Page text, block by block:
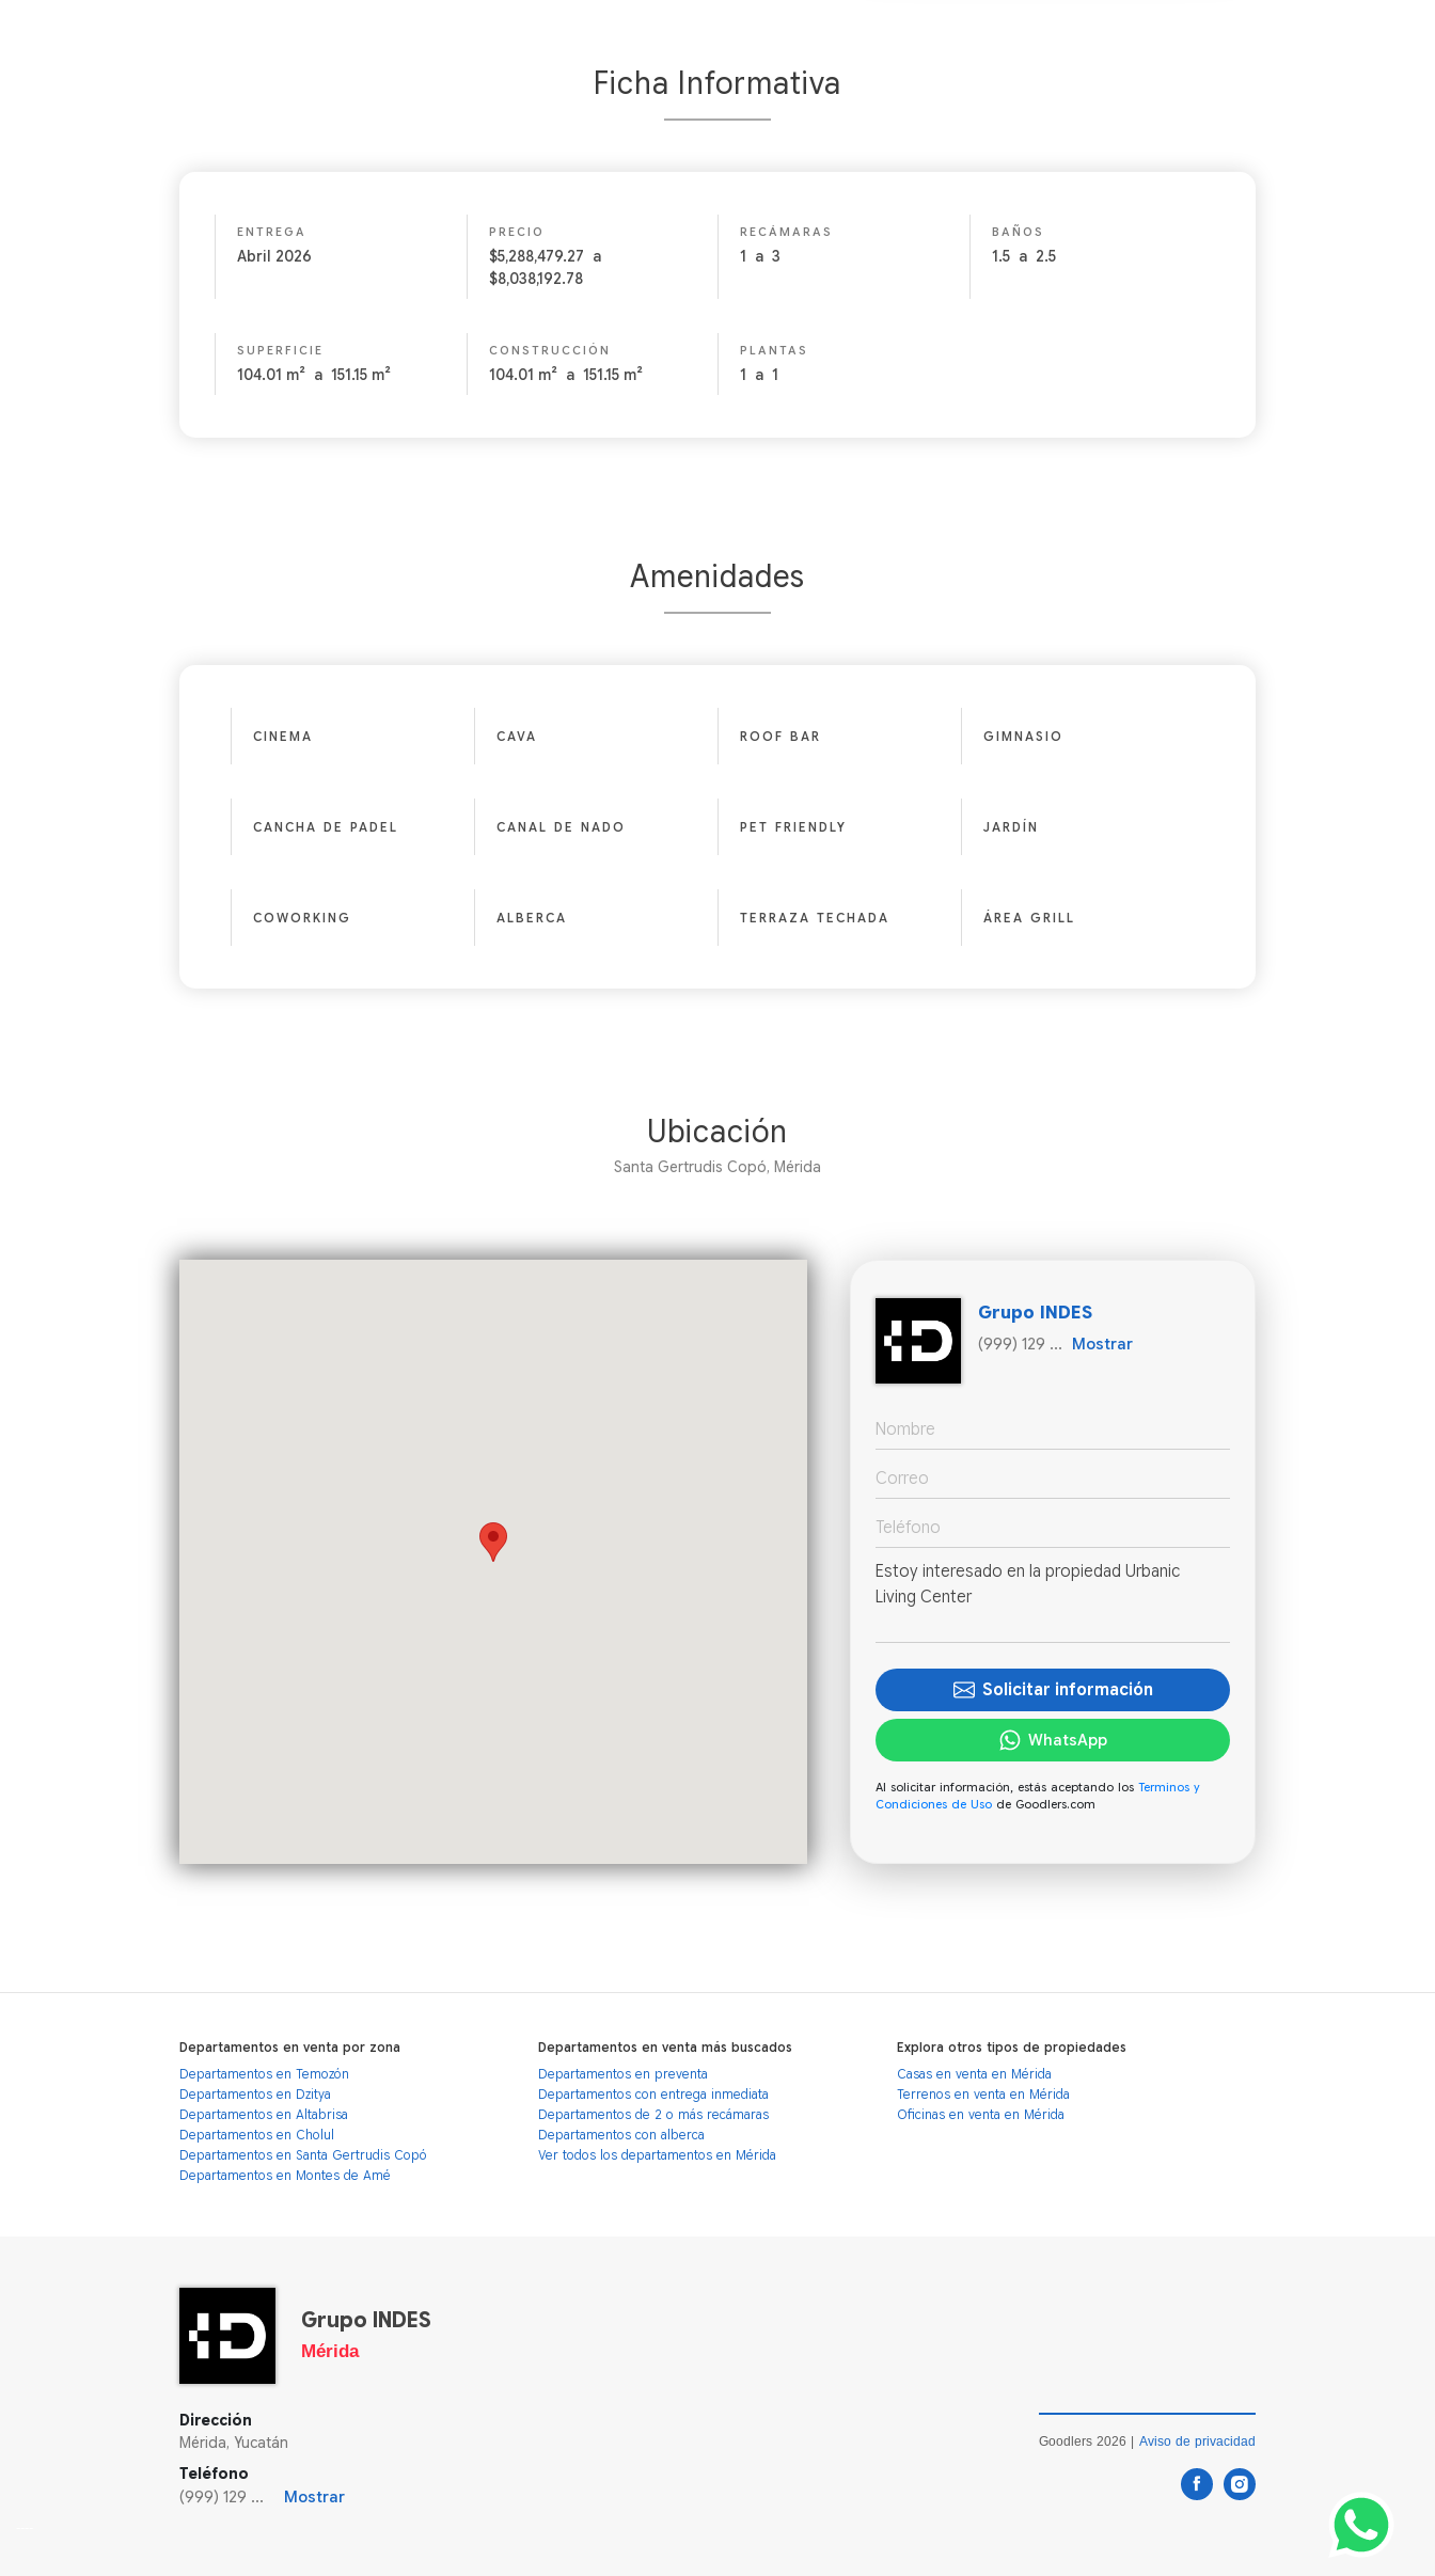
Ficha Informativa
ENTREGA
Abril 2026
PRECIO
$5,288,479.27 a
$8,038,192.78
RECÁMARAS
1 a 3
BAÑOS
1.5 a 2.5
SUPERFICIE
104.01 m² a 151.15 m²
CONSTRUCCIÓN
104.01 m² a 151.15 m²
PLANTAS
1 a 1
Amenidades
CINEMA CAVA ROOF BAR GIMNASIO
CANCHA DE PADEL CANAL DE NADO PET FRIENDLY JARDÍN
COWORKING ALBERCA TERRAZA TECHADA ÁREA GRILL
Ubicación
Santa Gertrudis Copó, Mérida
Grupo INDES
(999) 129 ... Mostrar
Solicitar información
WhatsApp
Al solicitar información, estás aceptando los Terminos y
Condiciones de Uso de Goodlers.com
Departamentos en venta por zona
Departamentos en Temozón
Departamentos en Dzitya
Departamentos en Altabrisa
Departamentos en Cholul
Departamentos en Santa Gertrudis Copó
Departamentos en Montes de Amé
Departamentos en venta más buscados
Departamentos en preventa
Departamentos con entrega inmediata
Departamentos de 2 o más recámaras
Departamentos con alberca
Ver todos los departamentos en Mérida
Explora otros tipos de propiedades
Casas en venta en Mérida
Terrenos en venta en Mérida
Oficinas en venta en Mérida
Grupo INDES
Mérida
Dirección
Mérida, Yucatán
Teléfono
(999) 129 ...
Mostrar
Goodlers 2026 | Aviso de privacidad